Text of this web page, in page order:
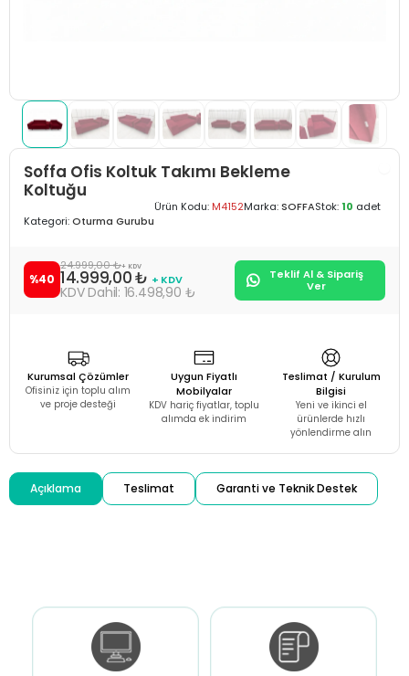
Soffa Ofis Koltuk Takımı Bekleme
Koltuğu
Kategori:Oturma Gurubu
Ürün Kodu: M4152Marka:SOFFAStok: 10 adet
%40
24.999,00 ₺+ KDV
14.999,00 ₺ + KDV
16.498,90 ₺
Teklif Al & Sipariş
Ver
Kurumsal Çözümler
Ofisiniz için toplu alım
ve proje desteği
Uygun Fiyatlı
Mobilyalar
KDV hariç fiyatlar, toplu
alımda ek indirim
Teslimat / Kurulum
Bilgisi
Yeni ve ikinci el
ürünlerde hızlı
yönlendirme alın
Açıklama Teslimat Garanti ve Teknik Destek